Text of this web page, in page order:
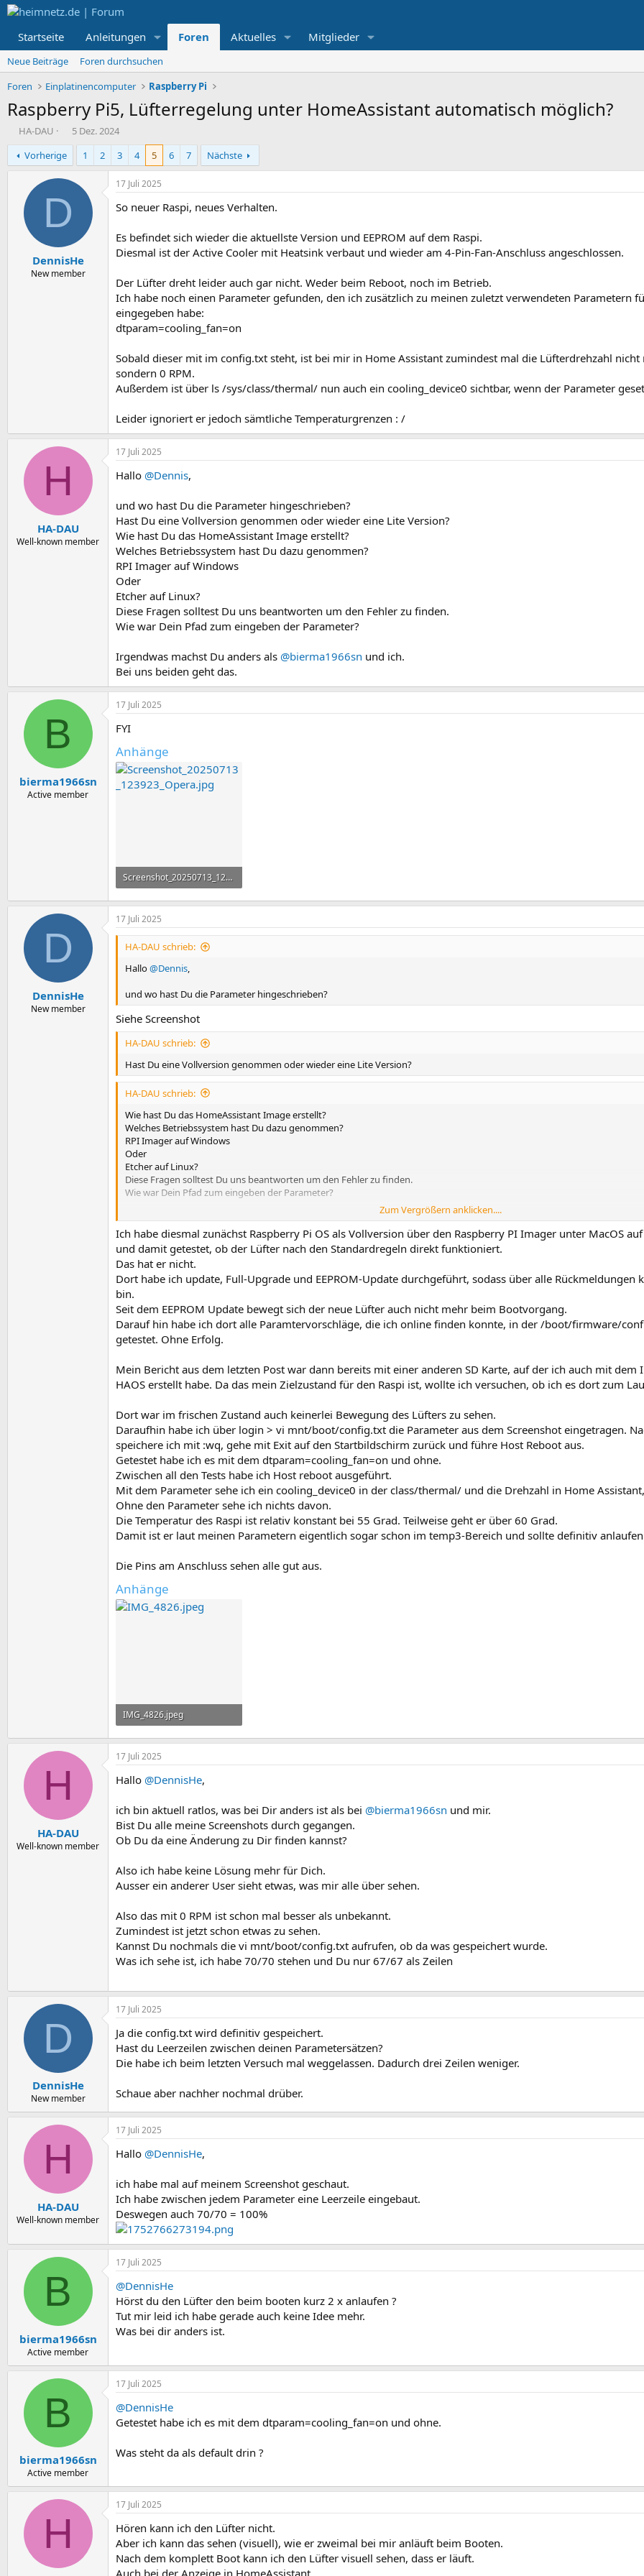
Startseite Anleitungen Foren Aktuelles Mitglieder
Neue Beiträge
Foren durchsuchen
Foren
Einplatinencomputer Raspberry Pi
Raspberry Pi5, Lüfterregelung unter HomeAssistant automatisch möglich?
E
r
s
t
HA-DAU
E
r
t
e
m
5 Dez. 2024
Vorherige
1 2 3 4 5 6 7 Nächste
D
DennisHe
New member
17 Juli 2025
So neuer Raspi, neues Verhalten.
Es befindet sich wieder die aktuellste Version und EEPROM auf dem Raspi.
Diesmal ist der Active Cooler mit Heatsink verbaut und wieder am 4-Pin-Fan-Anschluss angeschlossen.
Der Lüfter dreht leider auch gar nicht. Weder beim Reboot, noch im Betrieb.
Ich habe noch einen Parameter gefunden, den ich zusätzlich zu meinen zuletzt verwendeten Parametern
eingegeben habe:
dtparam=cooling_fan=on
Sobald dieser mit im config.txt steht, ist bei mir in Home Assistant zumindest mal die Lüfterdrehzahl
sondern 0 RPM.
Außerdem ist über ls /sys/class/thermal/ nun auch ein cooling_device0 sichtbar, wenn der Parameter
Leider ignoriert er jedoch sämtliche Temperaturgrenzen : /
H
HA-DAU
Well-known member
17 Juli 2025
Hallo @Dennis,
und wo hast Du die Parameter hingeschrieben?
Hast Du eine Vollversion genommen oder wieder eine Lite Version?
Wie hast Du das HomeAssistant Image erstellt?
Welches Betriebssystem hast Du dazu genommen?
RPI Imager auf Windows
Oder
Etcher auf Linux?
Diese Fragen solltest Du uns beantworten um den Fehler zu finden.
Wie war Dein Pfad zum eingeben der Parameter?
Irgendwas machst Du anders als @bierma1966sn und ich.
Bei uns beiden geht das.
B
bierma1966sn
Active member
17 Juli 2025
FYI
Anhänge
Screenshot_20250713_123923_Opera.jpg
450,5 KB · Aufrufe: 6
D
DennisHe
New member
17 Juli 2025
HA-DAU schrieb:
Hallo@Dennis,
und wo hast Du die Parameter hingeschrieben?
Siehe Screenshot
HA-DAU schrieb:
Hast Du eine Vollversion genommen oder wieder eine Lite Version?
HA-DAU schrieb:
Wie hast Du das HomeAssistant Image erstellt?
Welches Betriebssystem hast Du dazu genommen?
RPI Imager auf Windows
Oder
Etcher auf Linux?
Diese Fragen solltest Du uns beantworten um den Fehler zu finden.
Wie war Dein Pfad zum eingeben der Parameter?
Bei uns beiden geht das.
Zum Vergrößern anklicken....
Ich habe diesmal zunächst Raspberry Pi OS als Vollversion über den Raspberry PI Imager unter MacOS
und damit getestet, ob der Lüfter nach den Standardregeln direkt funktioniert.
Das hat er nicht.
Dort habe ich update, Full-Upgrade und EEPROM-Update durchgeführt, sodass über alle Rückmeldungen
bin.
Seit dem EEPROM Update bewegt sich der neue Lüfter auch nicht mehr beim Bootvorgang.
Darauf hin habe ich dort alle Paramtervorschläge, die ich online finden konnte, in der /boot/firmware/
getestet. Ohne Erfolg.
Mein Bericht aus dem letzten Post war dann bereits mit einer anderen SD Karte, auf der ich auch mit dem
HAOS erstellt habe. Da das mein Zielzustand für den Raspi ist, wollte ich versuchen, ob ich es dort zum
Dort war im frischen Zustand auch keinerlei Bewegung des Lüfters zu sehen.
Daraufhin habe ich über login > vi mnt/boot/config.txt die Parameter aus dem Screenshot eingetragen.
speichere ich mit :wq, gehe mit Exit auf den Startbildschirm zurück und führe Host Reboot aus.
Getestet habe ich es mit dem dtparam=cooling_fan=on und ohne.
Zwischen all den Tests habe ich Host reboot ausgeführt.
Mit dem Parameter sehe ich ein cooling_device0 in der class/thermal/ und die Drehzahl in Home
Ohne den Parameter sehe ich nichts davon.
Die Temperatur des Raspi ist relativ konstant bei 55 Grad. Teilweise geht er über 60 Grad.
Damit ist er laut meinen Parametern eigentlich sogar schon im temp3-Bereich und sollte definitiv
Die Pins am Anschluss sehen alle gut aus.
Anhänge
IMG_4826.jpeg
1,2 MB · Aufrufe: 6
H
HA-DAU
Well-known member
17 Juli 2025
Hallo @DennisHe,
ich bin aktuell ratlos, was bei Dir anders ist als bei @bierma1966sn und mir.
Bist Du alle meine Screenshots durch gegangen.
Ob Du da eine Änderung zu Dir finden kannst?
Also ich habe keine Lösung mehr für Dich.
Ausser ein anderer User sieht etwas, was mir alle über sehen.
Also das mit 0 RPM ist schon mal besser als unbekannt.
Zumindest ist jetzt schon etwas zu sehen.
Kannst Du nochmals die vi mnt/boot/config.txt aufrufen, ob da was gespeichert wurde.
Was ich sehe ist, ich habe 70/70 stehen und Du nur 67/67 als Zeilen
D
DennisHe
New member
17 Juli 2025
Ja die config.txt wird definitiv gespeichert.
Hast du Leerzeilen zwischen deinen Parametersätzen?
Die habe ich beim letzten Versuch mal weggelassen. Dadurch drei Zeilen weniger.
Schaue aber nachher nochmal drüber.
H
HA-DAU
Well-known member
17 Juli 2025
Hallo @DennisHe,
ich habe mal auf meinem Screenshot geschaut.
Ich habe zwischen jedem Parameter eine Leerzeile eingebaut.
Deswegen auch 70/70 = 100%
B
bierma1966sn
Active member
17 Juli 2025
@DennisHe
Hörst du den Lüfter den beim booten kurz 2 x anlaufen ?
Tut mir leid ich habe gerade auch keine Idee mehr.
Was bei dir anders ist.
B
bierma1966sn
Active member
17 Juli 2025
@DennisHe
Getestet habe ich es mit dem dtparam=cooling_fan=on und ohne.
Was steht da als default drin ?
H
17 Juli 2025
Hören kann ich den Lüfter nicht.
Aber ich kann das sehen (visuell), wie er zweimal bei mir anläuft beim Booten.
Nach dem komplett Boot kann ich den Lüfter visuell sehen, dass er läuft.